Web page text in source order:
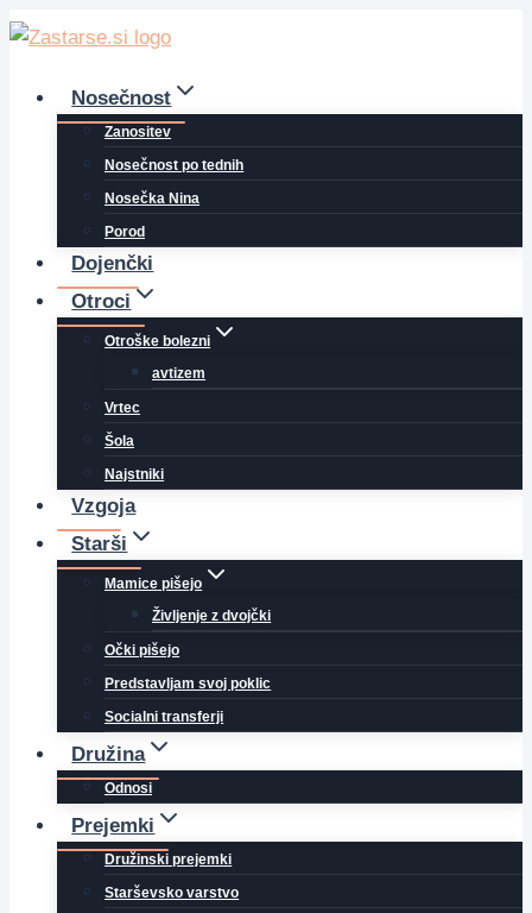
Skip
contentNosečnost
Zanositev
Nosečnost po tednih
Nosečka Nina
Porod
Dojenčki
Otroci
Otroške bolezni
avtizem
Vrtec
Šola
Najstniki
Vzgoja
Starši
Mamice pišejo
Življenje z dvojčki
Očki pišejo
Predstavljam svoj poklic
Socialni transferji
Družina
Odnosi
Prejemki
Družinski prejemki
Starševsko varstvo